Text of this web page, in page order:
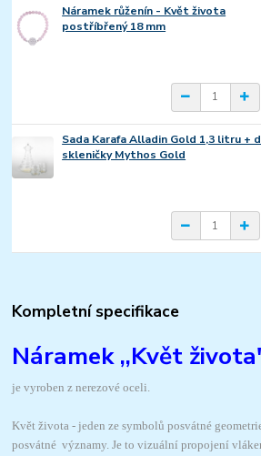
Náramek růženín - Květ života
postříbřený 18 mm
Sada Karafa Alladin Gold 1,3 litru +
skleničky Mythos Gold
Kompletní specifikace
Náramek ,,Květ
je vyroben z nerezové oceli.
Květ života - jeden ze symbolů posvátné
posvátné významy. Je to vizuální propojení